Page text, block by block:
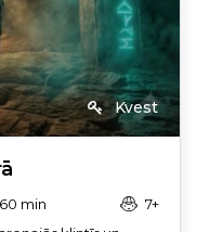
Kvest
60 min
7+